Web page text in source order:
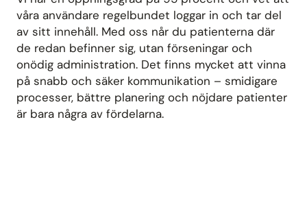
våra användare regelbundet loggar in och tar del
av sitt innehåll. Med oss når du patienterna där
de redan befinner sig, utan förseningar och
onödig administration. Det finns mycket att vinna
på snabb och säker kommunikation – smidigare
processer, bättre planering och nöjdare patienter
är bara några av fördelarna.